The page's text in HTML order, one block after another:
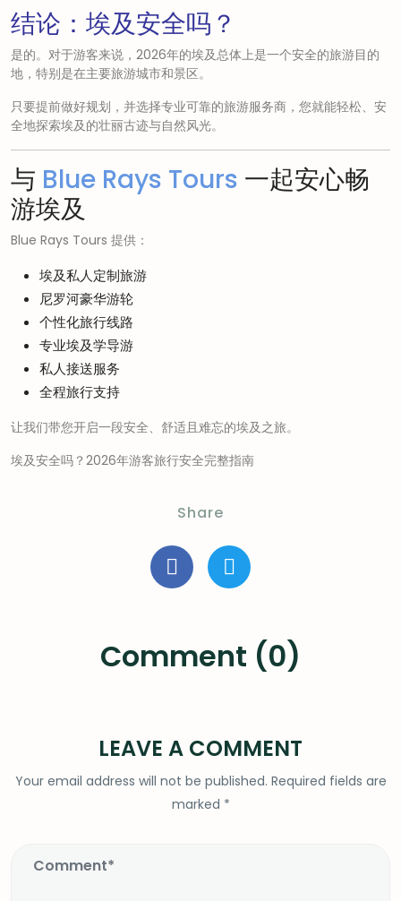
结论：埃及安全吗？
是的。对于游客来说，2026年的埃及总体上是一个安全的旅游目的
地，特别是在主要旅游城市和景区。
只要提前做好规划，并选择专业可靠的旅游服务商，您就能轻松、安
全地探索埃及的壮丽古迹与自然风光。
与 Blue Rays Tours 一起安心畅
游埃及
Blue Rays Tours 提供：
埃及私人定制旅游
尼罗河豪华游轮
个性化旅行线路
专业埃及学导游
私人接送服务
全程旅行支持
让我们带您开启一段安全、舒适且难忘的埃及之旅。
埃及安全吗？2026年游客旅行安全完整指南
Share
Comment (0)
LEAVE A COMMENT
Your email address will not be published. Required fields are
marked *